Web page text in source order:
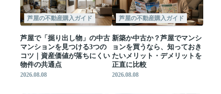
芦屋の不動産購入ガイド
芦屋で「掘り出し物」の中古
マンションを見つける3つの
コツ｜資産価値が落ちにくい
物件の共通点
2026.08.08
芦屋の不動産購入ガイド
新築か中古か？芦屋でマンシ
ョンを買うなら、知っておき
たいメリット・デメリットを
正直に比較
2026.08.08